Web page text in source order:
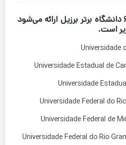
🏫 این بورسیه توسط ۶۰ دانشگاه‌ برتر برزیل ارائه می‌شود
است.
Universidade
Universidade Estadual de
Universidade
Universidade Federal do
Universidade Federal de
Universidade Federal do Rio